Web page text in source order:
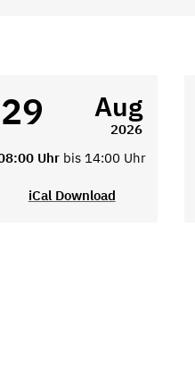
29 Aug
2026
Uhr bis 14:00 Uhr
iCal Download